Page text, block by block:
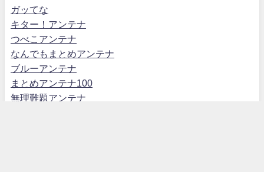
ガッてな
キター！アンテナ
つべこアンテナ
なんでもまとめアンテナ
ブルーアンテナ
まとめアンテナ100
無理難題アンテナ